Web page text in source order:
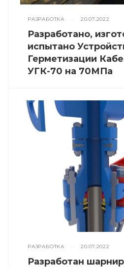
РАЗРАБОТКА 20.07.2022
Разработано,
испытано
Герметизации
УГК-70 на 70МПа
РАЗРАБОТКА 20.07.2022
Разработан